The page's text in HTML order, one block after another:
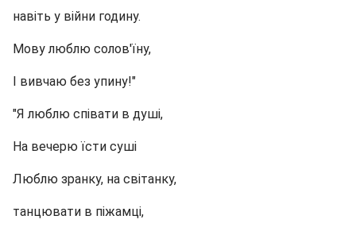
навіть у війни годину.
Мову люблю солов'їну,
І вивчаю без упину!"
"Я люблю співати в душі,
На вечерю їсти суші
Люблю зранку, на світанку,
танцювати в піжамці,